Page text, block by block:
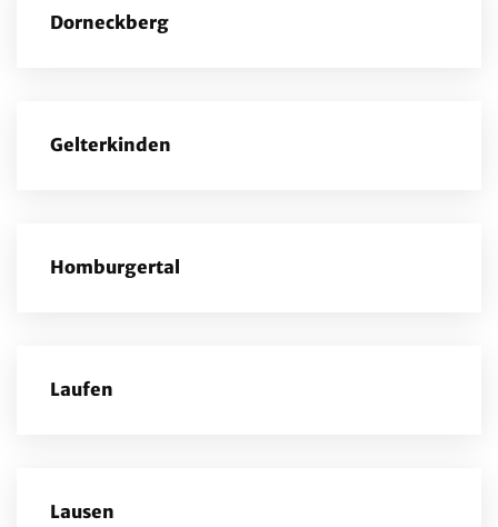
Dorneckberg
Gelterkinden
Homburgertal
Laufen
Lausen